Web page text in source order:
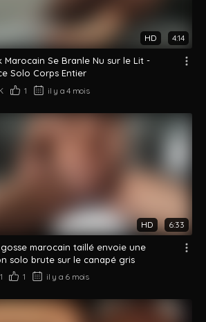
HD 4:14
Marocain Se Branle Nu sur le Lit -
Solo Corps Entier
1 il y a 4 mois
HD 6:33
marocain taillé envoie une
solo brute sur le canapé gris
1 il y a 6 mois